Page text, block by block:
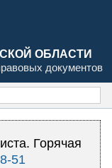
ОБЛАСТИ
документов
Горячая
51